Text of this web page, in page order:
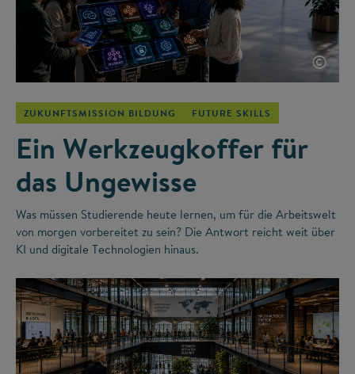
©
ZUKUNFTSMISSION BILDUNG FUTURE SKILLS
Ein Werkzeugkoffer für
das Ungewisse
Was müssen Studierende heute lernen, um für die Arbeitswelt
von morgen vorbereitet zu sein? Die Antwort reicht weit über
KI und digitale Technologien hinaus.